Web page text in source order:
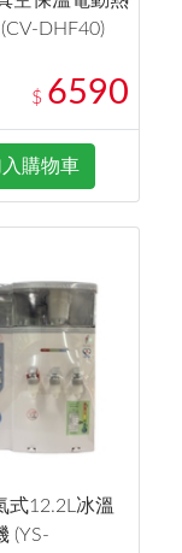
DHF40)
$ 6590
入購物車
式12.2L冰溫
(YS-